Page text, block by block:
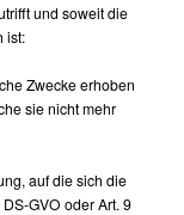
und soweit die
ist:
Zwecke erhoben
sie nicht mehr
auf die sich die
GVO oder Art. 9